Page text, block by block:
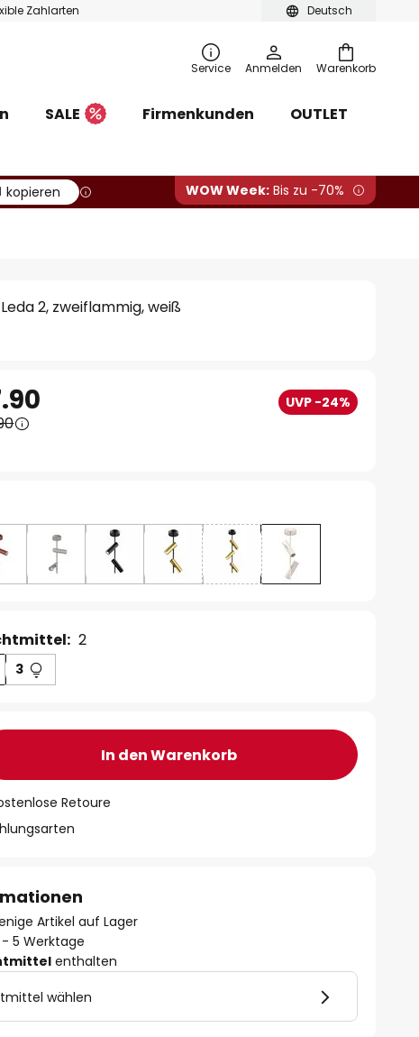
Deutsch
Zahlarten
Warenkorb
Service Anmelden
SALE Firmenkunden
OUTLET
kopieren WOW Week: Bis zu -70%
2, zweiflammig, weiß
UVP -24%
2
3
In den Warenkorb
Retoure
Artikel auf Lager
5 Werktage
enthalten
wählen